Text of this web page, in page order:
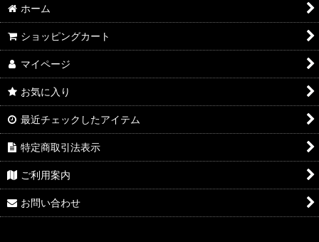
アズールレーン
王様ランキング
イケメン戦国 時をかける恋
イケメン革命 アリスと恋の魔法
イケメンヴァンパイア
A3!(エースリー)
ホーム
ショッピングカート
マイページ
お気に入り
最近チェックしたアイテム
特定商取引法表示
ご利用案内
お問い合わせ